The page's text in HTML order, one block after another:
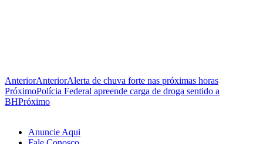
AnteriorAnteriorAlerta de chuva forte nas próximas horas
PróximoPolícia Federal apreende carga de droga sentido a
BHPróximo
Anuncie Aqui